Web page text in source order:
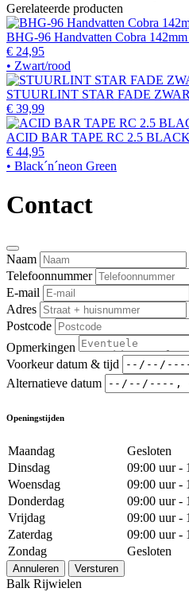
Gerelateerde producten
BHG-96 Handvatten Cobra
€ 24,95
• Zwart/rood
STUURLINT STAR FADE
€ 39,99
ACID BAR TAPE RC 2.5
€ 44,95
• Black´n´neon Green
Contact
Naam
Telefoonnummer
E-mail
Adres
Postcode
Opmerkingen
Voorkeur datum & tijd
Alternatieve datum
Openingstijden
Maandag
Gesloten
Dinsdag
09:00 uur -
Woensdag
09:00 uur -
Donderdag
09:00 uur -
Vrijdag
09:00 uur -
Zaterdag
09:00 uur -
Zondag
Gesloten
Annuleren Versturen
Balk Rijwielen